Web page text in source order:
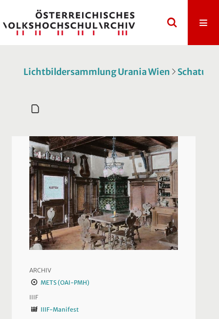
Lichtbildersammlung Urania Wien Schatulle
ARCHIV
METS (OAI-PMH)
IIIF
IIIF-Manifest